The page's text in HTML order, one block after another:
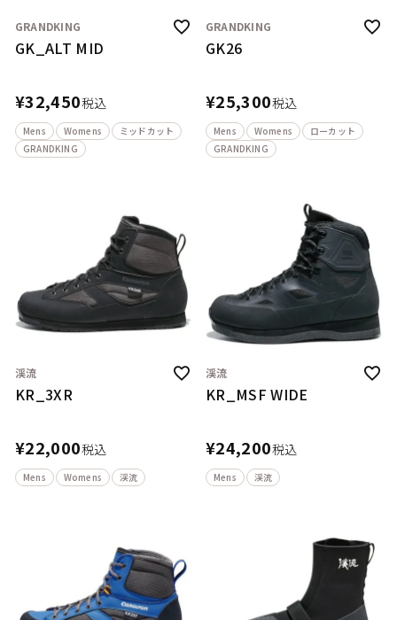
GRANDKING
GK_ALT MID
¥32,450税込
Mens Womens
ミッドカット
GRANDKING
GRANDKING
GK26
¥25,300税込
Mens Womens
ローカット
GRANDKING
渓流
KR_3XR
¥22,000税込
Mens Womens 渓流
渓流
KR_MSF WIDE
¥24,200税込
Mens 渓流